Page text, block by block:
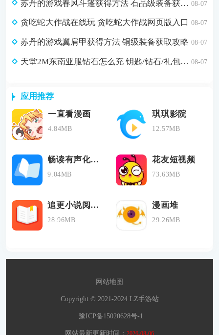
苏丹的游戏春风斗篷获得方法 石品级装备获取攻略 08-07
贪吃蛇大作战在线玩 贪吃蛇大作战网页版入口 08-07
苏丹的游戏翼肩甲获得方法 铜级装备获取攻略 08-07
天堂2M东南亚服钻石怎么充 钥匙/钻石/礼包自助充值 08-07
应用推荐
一直看漫画
4.84MB
琪琪影院
12.57MB
畅读有声化平台
9.04MB
花友短视频
73.63MB
追更小说阅读器
28.96MB
漫画堆
29.26MB
网站地图
Copyright © 2021-2024 LZ手游站
豫ICP备15020628号-1
网站最新更新时间：